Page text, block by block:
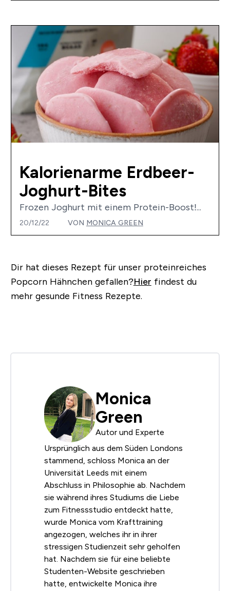
Kalorienarme Erdbeer-
Joghurt-Bites
Frozen Joghurt mit einem Protein-Boost!...
20/12/22 VON MONICA GREEN
Dir hat dieses Rezept für unser proteinreiches
Popcorn Hähnchen gefallen?Hier findest du
mehr gesunde Fitness Rezepte.
Monica
Green
Autor und Experte
Ursprünglich aus dem Süden Londons
stammend, schloss Monica an der
Universität Leeds mit einem
Abschluss in Philosophie ab. Nachdem
sie während ihres Studiums die Liebe
zum Fitnessstudio entdeckt hatte,
wurde Monica vom Krafttraining
angezogen, welches ihr in ihrer
stressigen Studienzeit sehr geholfen
hat. Nachdem sie für eine beliebte
Studenten-Website geschrieben
hatte, entwickelte Monica ihre